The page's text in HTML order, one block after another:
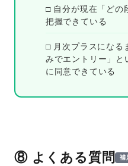
□ 自分が現在「どの
把握できている
□ 月次プラスになる
みでエントリー」と
に同意できている
⑧ よくある質問 補